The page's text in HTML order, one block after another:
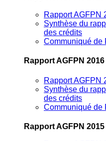
Rapport AGFPN
Synthèse du
des crédits
Communiqué de
Rapport AGFPN 2016
Rapport AGFPN
Synthèse du
des crédits
Communiqué de
Rapport AGFPN 2015